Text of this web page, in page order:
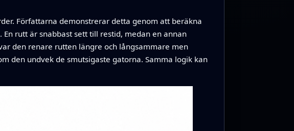
Författarna demonstrerar detta genom att beräkna
rutt är snabbast sett till restid, medan en annan
den renare rutten längre och långsammare men
den undvek de smutsigaste gatorna. Samma logik kan